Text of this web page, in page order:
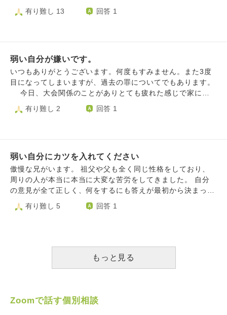
に。 言われれば言われるほど消えたくなります 人の手を煩
ったです。 自分がそういう人を引き寄せているんでしょう
か。弱っている人に責める言葉は逆効果と 気づかないので
しょうか？とても辛いです。
って、行動するエネルギーが湧いてこないのです。 そして
な私にご意見をお聞かせください。
に可愛いです。 つい先日の健診などでも、何も問題なく順
調だと言ってもらい、すくすく育ってくれて毎日幸せをくれ
愛がって貰えたり、一緒に育児したり、金銭的に大変なこと
があれば頼ることができたりしたのに… また、友人からそ
のような話を聞くと、 素直に、良いなあ〜〜〜(涙)と思い、
自分の状況をとても寂しく思ってしまいます。 (だからと言
で、週6日仕事ですが、この時期忙しくまた稼ぎ時であると
い気持ちもあり八つ当たりしそうになります。 気持ちを落
ち着けて、このように感じてることは言ってません。 義父
は子どもが苦手、義母はシングルファーザーとなった義兄へ
の協力で忙しく頼れる状況でもなく、 行政サービスの産後
えず。(それまでは泊まりのケアを使わせてもらい本当に助
だからどうということも自分でもよくわからないのですが、
有り難し 13 回答 1
弱い自分が嫌いです。
いつもありがとうございます。何度もすみません。また3度
目になってしまいますが、過去の罪についてでもあります。
今日、大会関係のことがありとても疲れた感じで家に帰
ってきたのですが、自分に素直にお疲れと言えないのです。
過去にたくさんの人を傷つけてしまった自分がこの程度のこ
き、亡くなってしまっている方もいるかもしれないのに、自
分はのうのうと生きている。そんなことが許されるはずもな
く、今僕はどうすればいいのかわからないのです。体は疲れ
ていると思うけど、心では休んではいけないと考えてしまっ
怖い自分がいます。いつも傷つけてしまった方々、亡くなっ
中で謝っていても、いざ罰を受けるとなると受けたくないな
んて。 以前質問させていただいた時にも御坊様からいた
っていたら僕の責任であるし、それで亡くなってしまったら
と思うと心が苦しいです。 確かにゲームの中では一日に
有り難し 2 回答 1
弱い自分にカツを入れてください
傲慢な兄がいます。 祖父や父も全く同じ性格をしており、
周りの人が本当に本当に大変な苦労をしてきました。 自分
の意見が全て正しく、何をするにも答えが最初から決まって
います。誰かがそこを少しでも外れる行動や反対意見を言え
ば酷い目にあいます。 自分の思い通りにならないとすぐ捨
回されています。自分の思うように事が進まない事に腹を立
かりは兄に反論しました。でも、どんな言葉も兄の心に響い
ていかない感覚があります。 兄には兄の言い分があるのは
有り難し 5 回答 1
もっと見る
Zoomで話す個別相談